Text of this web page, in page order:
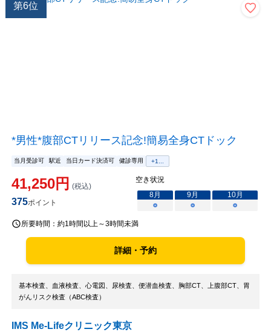
第6位
*男性*腹部CTリリース記念!簡易全身CTドック
当月受診可 駅近 当日カード決済可 健診専用 +1...
41,250円 (税込)
375ポイント
空き状況
8月 9月 10月
○
○ ○
所要時間： 約1時間以上～3時間未満
詳細・予約
基本検査、血液検査、心電図、尿検査、便潜血検査、胸部CT、上腹部CT、胃
がんリスク検査（ABC検査）
IMS Me-Lifeクリニック東京